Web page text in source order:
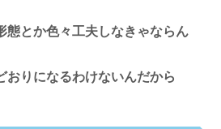
態とか色々工夫しなきゃならん
おりになるわけないんだから